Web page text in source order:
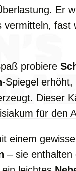
Er
vermitteln, fast
probiere
-Spiegel
Dieser
für den
einem
– sie enthalten